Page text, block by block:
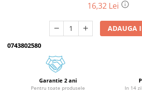
Consumabile drujbe, fierastraie
Drujbe electrice
Unelte electrice busteni
Mori cereale si batoze porumb
Batoze - mori desfacat porumb
16,32 Lei
ADAUGA
0743802580
Garantie 2 ani
Pentru toate produsele In 14